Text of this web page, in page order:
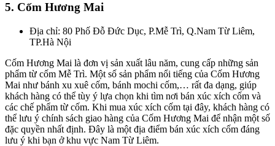
5. Cốm Hương Mai
Địa chỉ: 80 Phố Đỗ Đức Dục, P.Mễ Trì, Q.Nam Từ Liêm,
TP.Hà Nội
Cốm Hương Mai là đơn vị sản xuất lâu năm, cung cấp những sản
phẩm từ cốm Mễ Trì. Một số sản phẩm nổi tiếng của Cốm Hương
Mai như bánh xu xuê cốm, bánh mochi cốm,… rất đa dạng, giúp
khách hàng có thể tùy ý lựa chọn khi tìm nơi bán xúc xích cốm và
các chế phẩm từ cốm. Khi mua xúc xích cốm tại đây, khách hàng có
thể lưu ý chính sách giao hàng của Cốm Hương Mai để nhận một số
đặc quyền nhất định. Đây là một địa điểm bán xúc xích cốm đáng
lưu ý khi bạn ở khu vực Nam Từ Liêm.